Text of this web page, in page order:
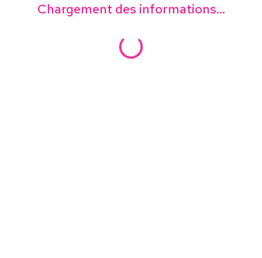
Chargement des informations...